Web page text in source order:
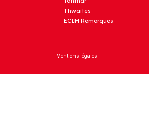
Thwaites
ECIM Remorques
Mentions légales